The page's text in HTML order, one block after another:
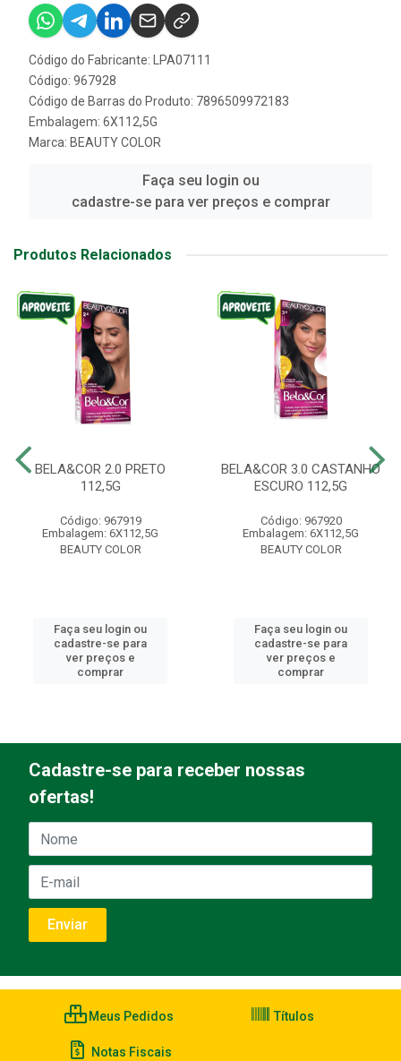
Código do Fabricante: LPA07111
Código: 967928
Código de Barras do Produto: 7896509972183
Embalagem: 6X112,5G
Marca: BEAUTY COLOR
Faça seu login ou
cadastre-se para ver preços e comprar
Produtos Relacionados
BELA&COR 2.0 PRETO
112,5G
Código: 967919
Embalagem: 6X112,5G
BEAUTY COLOR
Faça seu login ou
cadastre-se para
ver preços e
comprar
BELA&COR 3.0 CASTANHO
ESCURO 112,5G
Código: 967920
Embalagem: 6X112,5G
BEAUTY COLOR
Faça seu login ou
cadastre-se para
ver preços e
comprar
Cadastre-se para receber nossas
ofertas!
Meus Pedidos Títulos
Notas Fiscais